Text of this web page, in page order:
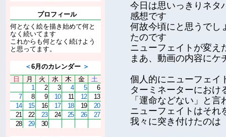
プロフィール
何となく絵を描き始めて何と
なく続いてます
これからも何となく続けよう
と思ってます。
＜6月のカレンダー ＞
日
月 火 水 木 金
土
1
2 3 4 5
6
7
8 9 10 11 12
13
14
15 16 17 18 19
20
21
22 23 24 25 26
27
28
29 30
今日は思いっきりネタ
感想です
何故今頃にと思うでし
たのです
ニューフェイトが変え
まあ、動画の内容にケ
個人的にニューフェイ
ターミネーターにおけ
「運命などない」と
ニューフェイトはそれ
我々に突き付けたのは